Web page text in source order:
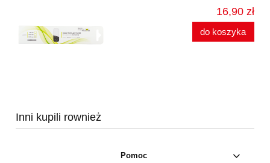
16,90 zł
do koszyka
Inni kupili rownież
Pomoc